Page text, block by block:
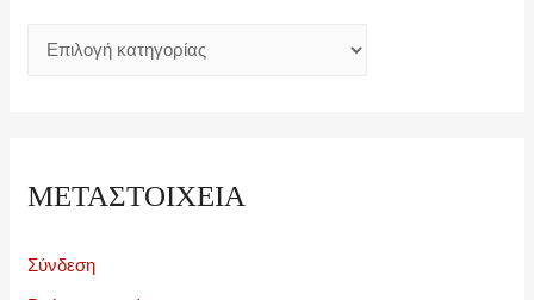
t
y
ΜΕΤΑΣΤΟΙΧΕΊΑ
Σύνδεση